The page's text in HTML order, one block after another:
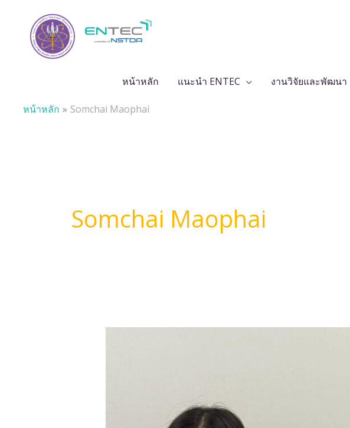
content
หน้าหลัก แนะนำ ENTEC งานวิจัยและพัฒนา
หน้าหลัก Somchai Maophai
Somchai Maophai